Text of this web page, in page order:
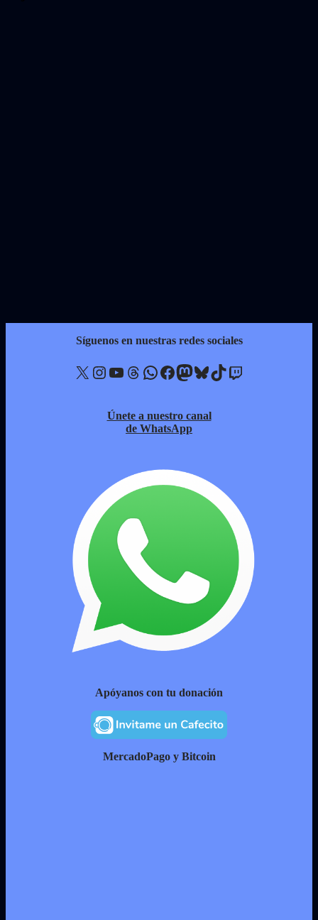
Síguenos en nuestras redes sociales
X Instagram YouTube Threads WhatsApp Facebook Mastodon Bluesky TikTok Twitch
Únete a nuestro canal
de WhatsApp
Apóyanos con tu donación
MercadoPago y Bitcoin